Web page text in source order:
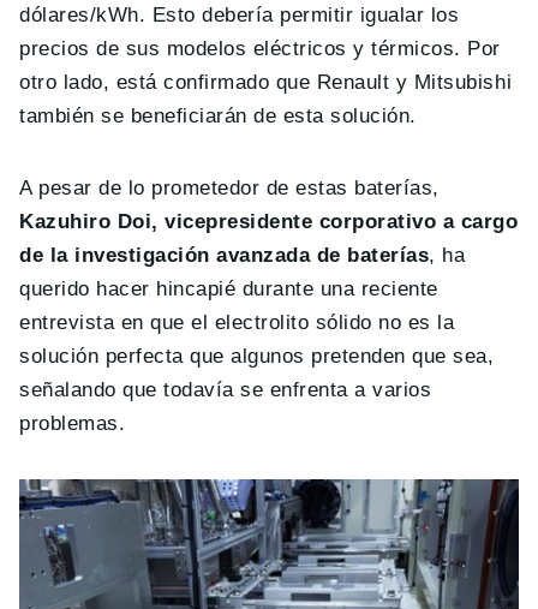
dólares/kWh. Esto debería permitir igualar los
precios de sus modelos eléctricos y térmicos. Por
otro lado, está confirmado que Renault y Mitsubishi
también se beneficiarán de esta solución.
A pesar de lo prometedor de estas baterías,
Kazuhiro Doi, vicepresidente corporativo a cargo
de la investigación avanzada de baterías, ha
querido hacer hincapié durante una reciente
entrevista en que el electrolito sólido no es la
solución perfecta que algunos pretenden que sea,
señalando que todavía se enfrenta a varios
problemas.